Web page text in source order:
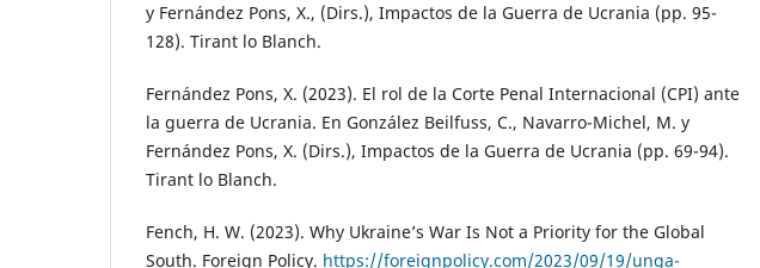
y Fernández Pons, X., (Dirs.), Impactos de la Guerra de Ucrania (pp. 95-
128). Tirant lo Blanch.
Fernández Pons, X. (2023). El rol de la Corte Penal Internacional (CPI) ante
la guerra de Ucrania. En González Beilfuss, C., Navarro-Michel, M. y
Fernández Pons, X. (Dirs.), Impactos de la Guerra de Ucrania (pp. 69-94).
Tirant lo Blanch.
Fench, H. W. (2023). Why Ukraine’s War Is Not a Priority for the Global
South. Foreign Policy. https://foreignpolicy.com/2023/09/19/unga-